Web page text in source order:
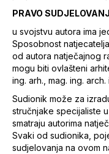
PRAVO
u svojstvu autora ima
Sposobnost
od autora natječajnog
mogu biti ovlašteni
ing. arh., mag. ing.
Sudionik može za
stručnjake specijaliste
smatraju autorima
Svaki od sudionika,
sudjelovanja na ovom